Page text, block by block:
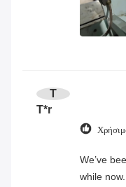
T
T*r
We’ve
while